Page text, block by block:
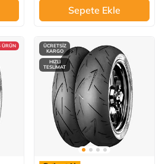
Sepete Ekle
ÜRÜN
ÜCRETSİZ
KARGO
HIZLI
TESLİMAT